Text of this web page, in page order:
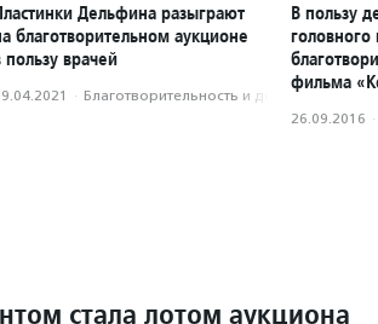
Дельфина разыграют
благотворительном аукционе
пользу врачей
· Благотвори­тель­ность и доброволь­чест­во
В пользу
головного
фильма
26.09.2016 ·
стала лотом аукциона